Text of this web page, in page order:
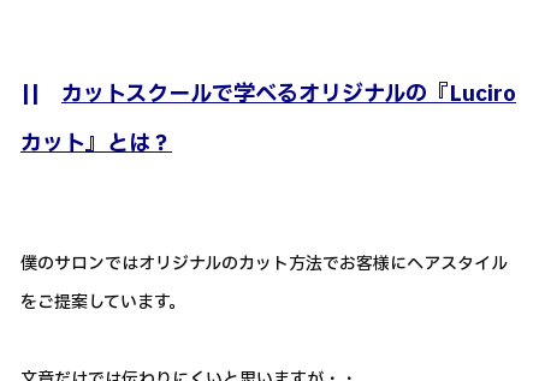
|| カットスクールで学べるオリジナルの『Luciro
カット』とは？
僕のサロンではオリジナルのカット方法でお客様にヘアスタイル
をご提案しています。